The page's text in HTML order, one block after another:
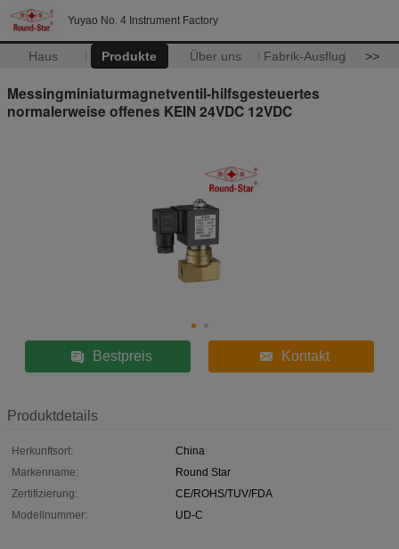
Yuyao No. 4 Instrument Factory
Haus Produkte Über uns Fabrik-Ausflug >>
Messingminiaturmagnetventil-hilfsgesteuertes
normalerweise offenes KEIN 24VDC 12VDC
Bestpreis Kontakt
Produktdetails
Herkunftsort:
China
Markenname:
Round Star
Zertifizierung:
CE/ROHS/TUV/FDA
Modellnummer:
UD-C